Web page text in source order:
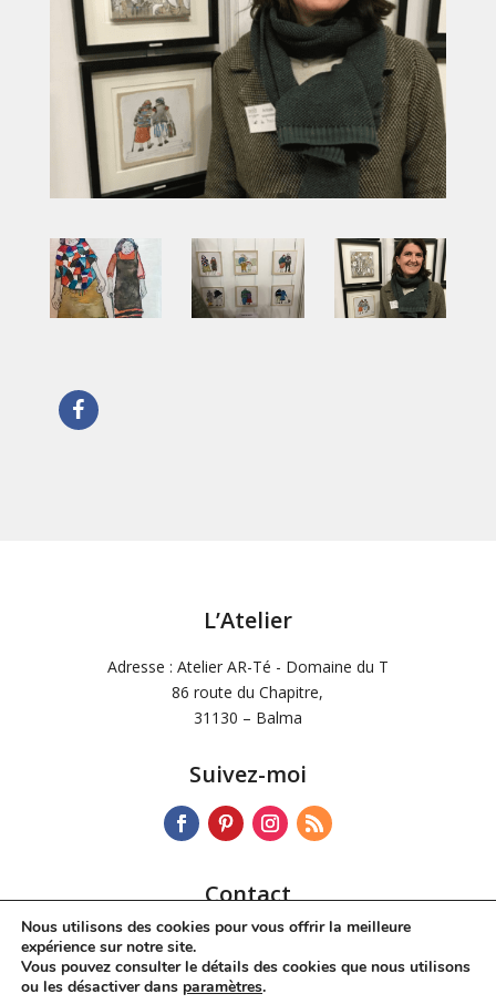
L’Atelier
Adresse : Atelier AR-Té - Domaine du T
86 route du Chapitre,
31130 – Balma
Suivez-moi
Contact
Tél :
06 72 34 42 60
Mail :dchdesoos@wanadoo.fr
Nous utilisons des cookies pour vous offrir la meilleure
expérience sur notre site.
Vous pouvez consulter le détails des cookies que nous utilisons
ou les désactiver dans paramètres.